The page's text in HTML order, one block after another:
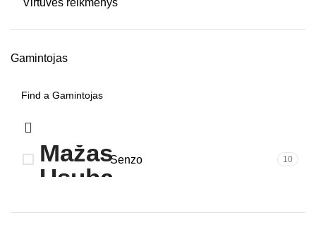
Virtuvės reikmenys
Gamintojas
Senzo 10